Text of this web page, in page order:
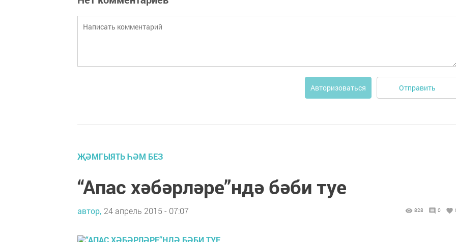
Авторизоваться Отправить
ҖӘМГЫЯТЬ ҺӘМ БЕЗ
“Апас хәбәрләре”ндә бәби туе
автор, 24 апрель 2015 - 07:07 828 0